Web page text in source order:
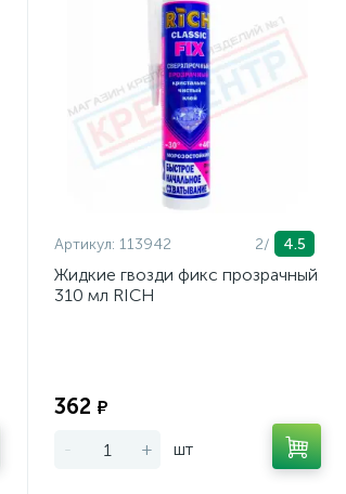
Артикул: 113942 2/ 4.5
Жидкие гвозди фикс прозрачный
310 мл RICH
362 ₽
- + шт